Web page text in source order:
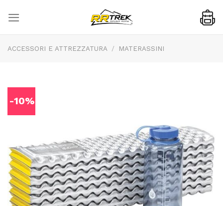
content
ACCESSORI E ATTREZZATURA / MATERASSINI
-10%